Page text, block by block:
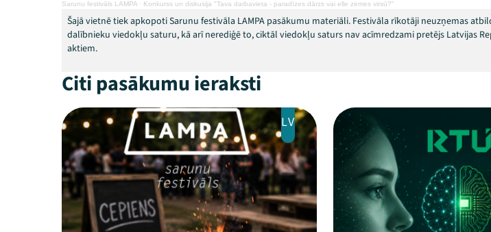
Sarunu festivāls LAMPA · Konkurss un diskusija "Tava darbavieta - paradīzes dārzs vai elle zemes virsū?"
Šajā vietnē tiek apkopoti Sarunu festivāla LAMPA pasākumu materiāli. Festivāla rīkotāji neuzņemas
dalībnieku viedokļu saturu, kā arī nerediģē to, ciktāl viedokļu saturs nav acīmredzami pretējs Latvijas
aktiem.
Citi pasākumu ieraksti
LV